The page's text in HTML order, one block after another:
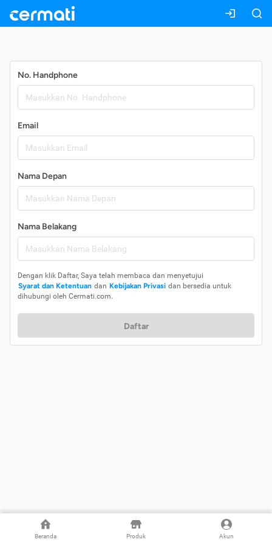
Beranda Produk Akun
No. Handphone
Email
Nama Depan
Nama Belakang
Dengan klik Daftar, Saya telah membaca dan menyetujui
Syarat dan Ketentuan dan Kebijakan Privasi dan bersedia untuk
dihubungi oleh Cermati.com.
Daftar